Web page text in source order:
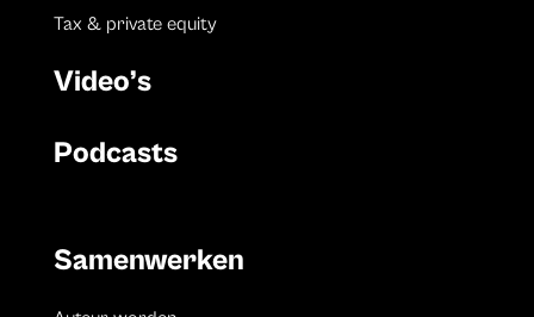
Tax & private equity
Video’s
Podcasts
Samenwerken